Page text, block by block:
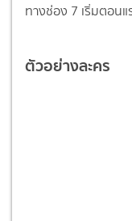
ทางช่อง 7 เริ่มตอน
ตัวอย่างละคร